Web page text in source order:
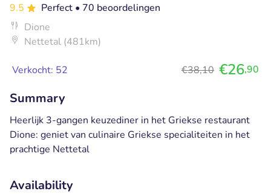
9.5 Perfect • 70 beoordelingen
Dione
Nettetal (481km)
Verkocht: 52 €38,10 €26,90
Summary
Heerlijk 3-gangen keuzediner in het Griekse restaurant
Dione: geniet van culinaire Griekse specialiteiten in het
prachtige Nettetal
Availability